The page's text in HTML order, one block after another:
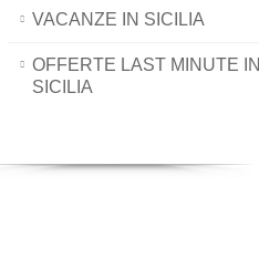
VACANZE IN SICILIA
OFFERTE LAST MINUTE IN
SICILIA